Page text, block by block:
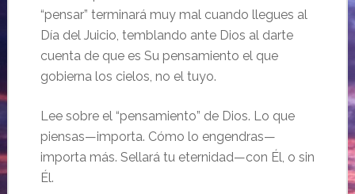
“pensar” terminará muy mal cuando llegues al
Día del Juicio, temblando ante Dios al darte
cuenta de que es Su pensamiento el que
gobierna los cielos, no el tuyo.
Lee sobre el “pensamiento” de Dios. Lo que
piensas—importa. Cómo lo engendras—
importa más. Sellará tu eternidad—con Él, o sin
Él.